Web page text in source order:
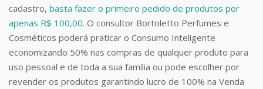
cadastro, basta fazer o primeiro pedido de produtos por
apenas R$ 100,00. O consultor Bortoletto Perfumes e
Cosméticos poderá praticar o Consumo Inteligente
economizando 50% nas compras de qualquer produto para
uso pessoal e de toda a sua família ou pode escolher por
revender os produtos garantindo lucro de 100% na Venda